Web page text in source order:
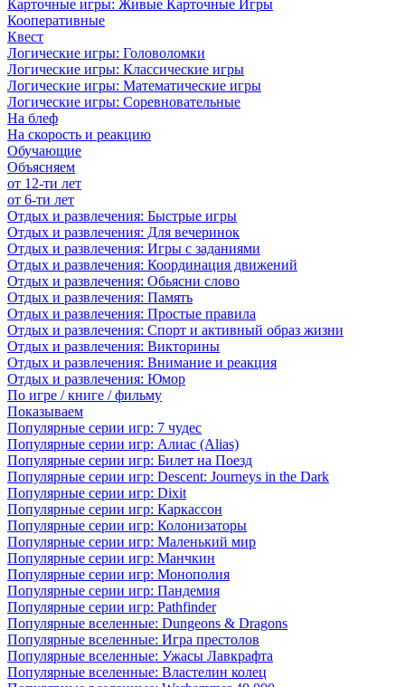
Карточные игры: Живые Карточные Игры
Кооперативные
Квест
Логические игры: Головоломки
Логические игры: Классические игры
Логические игры: Математические игры
Логические игры: Соревновательные
На блеф
На скорость и реакцию
Обучающие
Объясняем
от 12-ти лет
от 6-ти лет
Отдых и развлечения: Быстрые игры
Отдых и развлечения: Для вечеринок
Отдых и развлечения: Игры с заданиями
Отдых и развлечения: Координация движений
Отдых и развлечения: Обьясни слово
Отдых и развлечения: Память
Отдых и развлечения: Простые правила
Отдых и развлечения: Спорт и активный образ жизни
Отдых и развлечения: Викторины
Отдых и развлечения: Внимание и реакция
Отдых и развлечения: Юмор
По игре / книге / фильму
Показываем
Популярные серии игр: 7 чудес
Популярные серии игр: Алиас (Alias)
Популярные серии игр: Билет на Поезд
Популярные серии игр: Descent: Journeys in the Dark
Популярные серии игр: Dixit
Популярные серии игр: Каркассон
Популярные серии игр: Колонизаторы
Популярные серии игр: Маленький мир
Популярные серии игр: Манчкин
Популярные серии игр: Монополия
Популярные серии игр: Пандемия
Популярные серии игр: Pathfinder
Популярные вселенные: Dungeons & Dragons
Популярные вселенные: Игра престолов
Популярные вселенные: Ужасы Лавкрафта
Популярные вселенные: Властелин колец